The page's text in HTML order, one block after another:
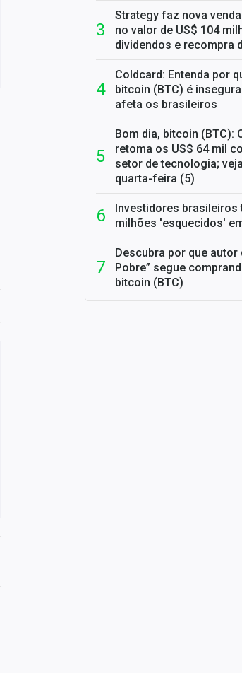
Strategy faz nova
no valor de US$ 104
dividendos e recompra
Coldcard: Entenda por
bitcoin (BTC) é
afeta os brasileiros
Bom dia, bitcoin (BTC):
retoma os US$ 64 mil
setor de tecnologia;
quarta-feira (5)
Investidores brasileiros
milhões 'esquecidos'
Descubra por que autor
Pobre” segue
bitcoin (BTC)